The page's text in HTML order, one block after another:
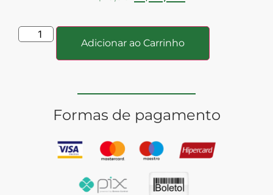
Adicionar ao Carrinho
Formas de pagamento